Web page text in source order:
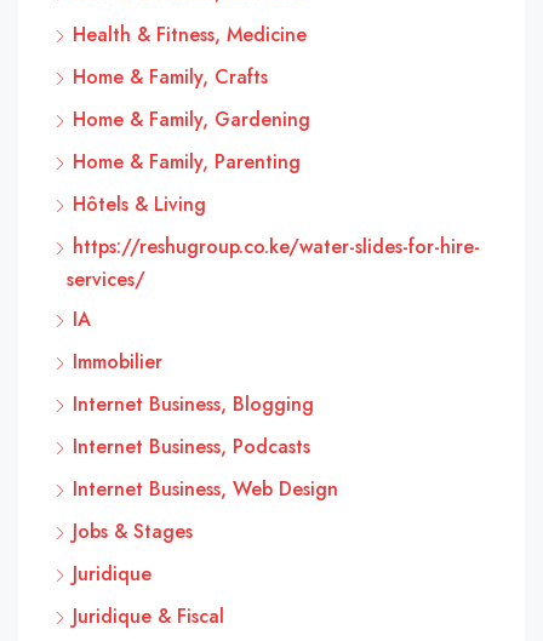
Health & Fitness, Medicine
Home & Family, Crafts
Home & Family, Gardening
Home & Family, Parenting
Hôtels & Living
https://reshugroup.co.ke/water-slides-for-hire-
services/
IA
Immobilier
Internet Business, Blogging
Internet Business, Podcasts
Internet Business, Web Design
Jobs & Stages
Juridique
Juridique & Fiscal